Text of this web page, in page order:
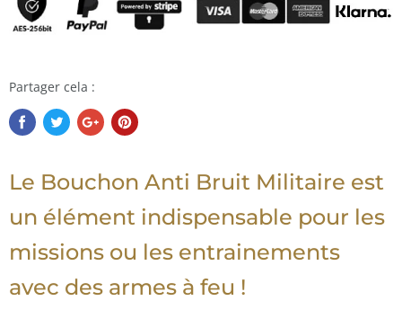
Partager cela :
Le Bouchon Anti Bruit Militaire est
un élément indispensable pour les
missions ou les entrainements
avec des armes à feu !